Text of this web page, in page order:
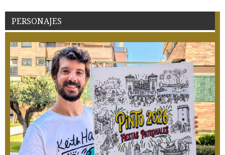
PERSONAJES